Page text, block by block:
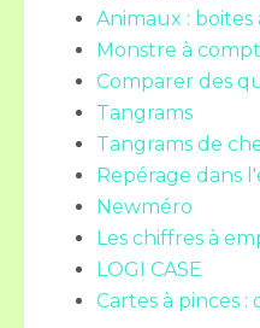
Animaux : boites
Monstre à
Comparer des
Tangrams
Tangrams de
Repérage dans
Newméro
Les chiffres à
LOGI CASE
Cartes à pinces :